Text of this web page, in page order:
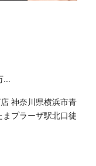
する可能性がござ
給をお支払いしま
神奈川県横浜市青
プラーザ駅北口徒